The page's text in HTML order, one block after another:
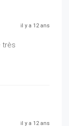
il y a 12 ans
très
il y a 12 ans